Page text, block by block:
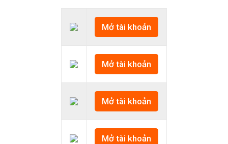
Mở tài khoản
Mở tài khoản
Mở tài khoản
Mở tài khoản